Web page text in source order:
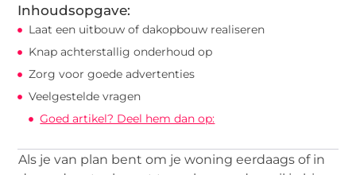
Inhoudsopgave:
Laat een uitbouw of dakopbouw realiseren
Knap achterstallig onderhoud op
Zorg voor goede advertenties
Veelgestelde vragen
Goed artikel? Deel hem dan op:
Als je van plan bent om je woning eerdaags of in